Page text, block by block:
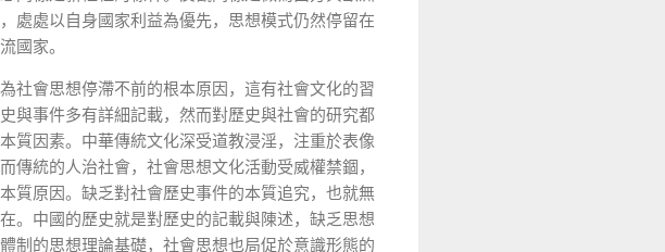
處處以自身國家利益為優先，思想模式仍然停留在
國家。
社會思想停滯不前的根本原因，這有社會文化的習
與事件多有詳細記載，然而對歷史與社會的研究都
質因素。中華傳統文化深受道教浸淫，注重於表像
統的人治社會，社會思想文化活動受威權禁錮，
質原因。缺乏對社會歷史事件的本質追究，也就無
。中國的歷史就是對歷史的記載與陳述，缺乏思想
制的思想理論基礎，社會思想也局促於意識形態的